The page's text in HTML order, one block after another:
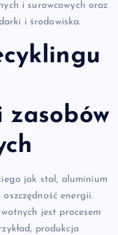
i surowcowych oraz
i środowiska.
zasobów
jak stal, aluminium
energii.
jest procesem
produkcja